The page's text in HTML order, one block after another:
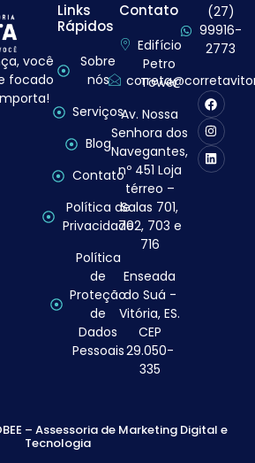
você
focado
Links
Rápidos
Sobre
nós
Serviços
Blog
Contato
Política de
Privacidade
Política
de
Proteção
de
Dados
Pessoais
Contato
Edifício
Petro
Tower
Av. Nossa
Senhora dos
Navegantes,
nº 451 Loja
térreo –
Salas 701,
702, 703 e
716
Enseada
do Suá -
Vitória, ES.
CEP
29.050-
335
(27)
99916-
2773
– Assessoria de Marketing Digital e
Tecnologia